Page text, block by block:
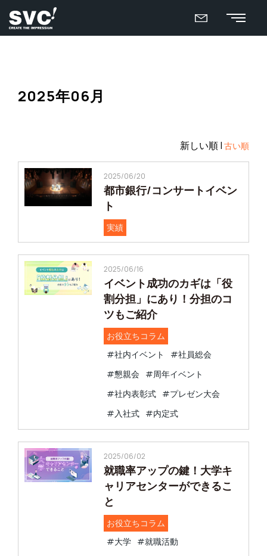
2025年06月
新しい順 | 古い順
2025/06/20
都市銀行/コンサートイベン
ト
実績
2025/06/16
イベント成功のカギは「役
割分担」にあり！分担のコ
ツもご紹介
お役立ちコラム
#社内イベント
#社員総会
#懇親会 #周年イベント
#社内表彰式 #プレゼン大会
#入社式 #内定式
2025/06/02
就職率アップの鍵！大学キ
ャリアセンターができるこ
と
お役立ちコラム
#大学 #就職活動